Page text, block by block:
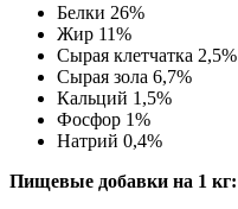
Белки 26%
Жир 11%
Сырая клетчатка 2,5%
Сырая зола 6,7%
Кальций 1,5%
Фосфор 1%
Натрий 0,4%
Пищевые добавки на 1 кг: